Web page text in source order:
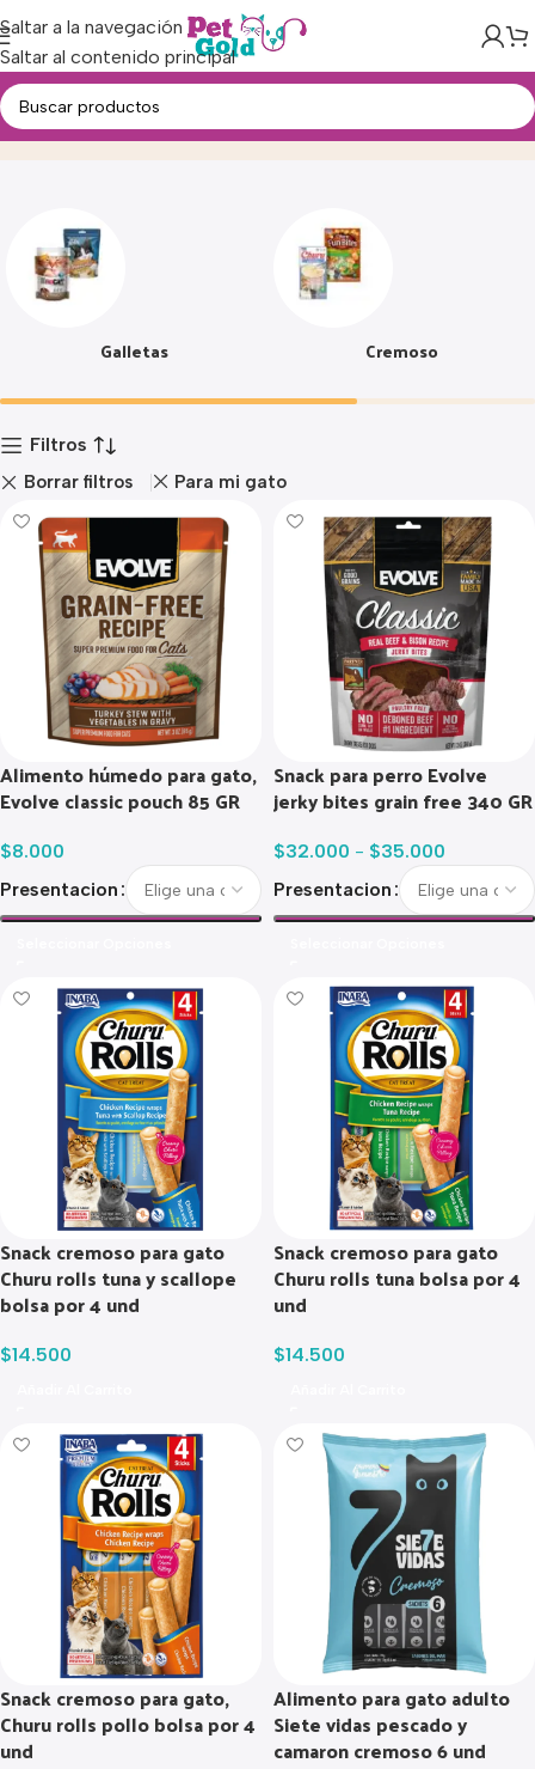
Saltar a la navegación
Saltar al contenido principal
SnacksInicio Producto
Galletas Cremoso
Filtros
Borrar filtros Para mi gato
Alimento húmedo para gato,
Evolve classic pouch 85 GR
$8.000
Presentacion
Snack para perro Evolve
jerky bites grain free 340 GR
$32.000 - $35.000
Presentacion
Snack cremoso para gato
Churu rolls tuna y scallope
bolsa por 4 und
$14.500
Snack cremoso para gato
Churu rolls tuna bolsa por 4
und
$14.500
Snack cremoso para gato,
Churu rolls pollo bolsa por 4
und
Alimento para gato adulto
Siete vidas pescado y
camaron cremoso 6 und